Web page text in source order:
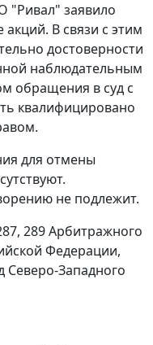
"Ривал" заявило
В связи с этим
достоверности
наблюдательным
обращения в суд с
квалифицировано
для отмены
не подлежит.
289 Арбитражного
Федерации,
Западного